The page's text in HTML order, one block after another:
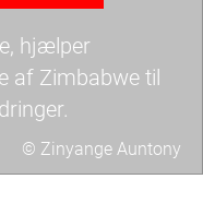
© Zinyange Auntony
hjælper
af Zimbabwe til